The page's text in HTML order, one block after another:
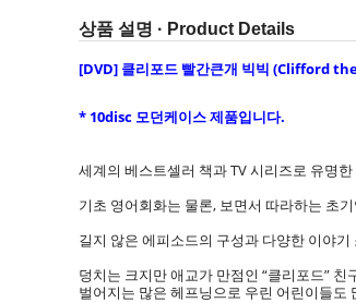
상품 설명 · Product Details
[DVD] 클리포드 빨간큰개 빅빅 (Clifford
* 10disc 모던케이스 제품입니다.
세계의 베스트셀러 책과 TV 시리즈로 유명
기초 영어회화는 물론, 보면서 따라하는 초
길지 않은 에피소드의 구성과 다양한 이야
덩치는 크지만 애교가 만점인 “클리포드”
벌어지는 많은 헤프닝으로 우린 어린이들도